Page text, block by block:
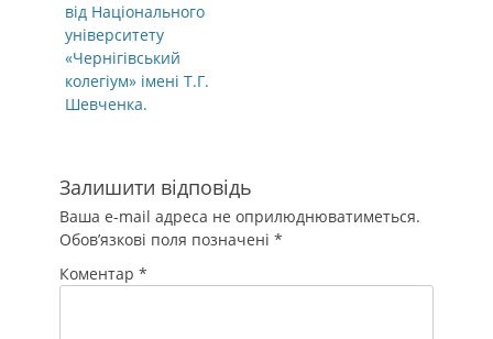
від Національного
університету
«Чернігівський
колегіум» імені Т.Г.
Шевченка.
Залишити відповідь
Ваша e-mail адреса не оприлюднюватиметься.
Обов’язкові поля позначені *
Коментар *